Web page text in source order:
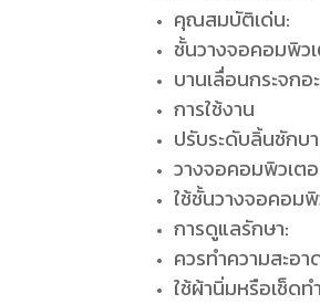
คุณสมบัติเด่น:
ชั้นวางจอคอมพิว
บานเลื่อนกระจก
การใช้งาน
ปรับระดับลิ้นชักบ
วางจอคอมพิวเต
ใช้ชั้นวางจอคอม
การดูแลรักษา:
ควรทำความสะอ
ใช้ผ้านิ่มหรือเช็ด